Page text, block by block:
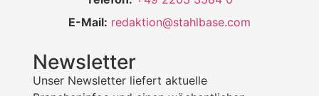
Newsletter
Unser Newsletter liefert aktuelle
E-Mail: redaktion@stahlbase.com